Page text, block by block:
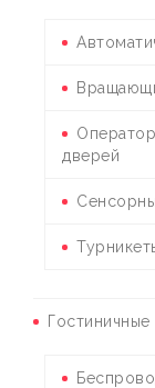
дверей